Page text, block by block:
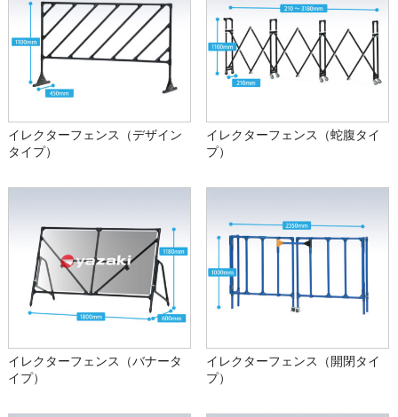
イレクターフェンス（デザイン
タイプ）
イレクターフェンス（蛇腹タイ
プ）
イレクターフェンス（バナータ
イプ）
イレクターフェンス（開閉タイ
プ）